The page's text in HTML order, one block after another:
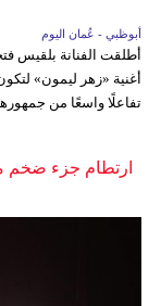
أبوظبي - عُمان اليوم
أطلقت الفنانة بلقيس
أغنية «زهر ليمون»
تفاعلًا واسعًا من
ارتطام جزء ضخم